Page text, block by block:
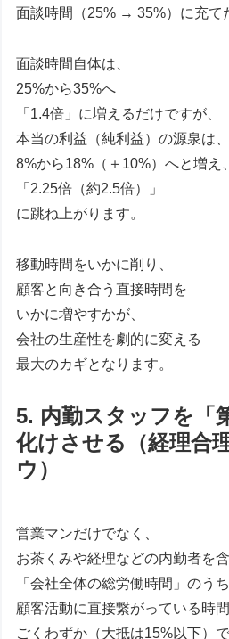
面談時間（25% → 35%）に充て
面談時間自体は、
25%から35%へ
「1.4倍」に増えるだけですが、
本当の利益（純利益）の源泉は、
8%から18%（＋10%）へと増え、
「2.25倍（約2.5倍）」
に跳ね上がります。
移動時間をいかに削り、
顧客と向き合う直接時間を
いかに増やすかが、
会社の生産性を劇的に変える
最大のカギとなります。
5. 内勤スタッフを「
化けさせる（経理合
ウ）
営業マンだけでなく、
お茶くみや経理などの内勤者を
「会社全体の総労働時間」のうち
顧客活動に直接繋がっている時
ごくわずか（大抵は15%以下）で